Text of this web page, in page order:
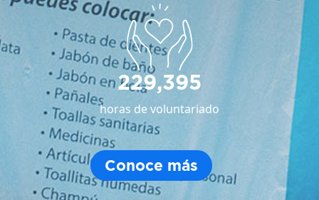
229,395
horas de voluntariado
Conoce más